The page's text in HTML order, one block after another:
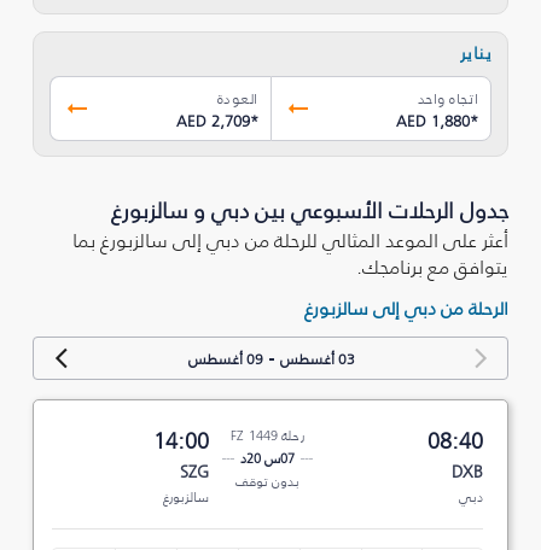
يناير
اتجاه واحد
AED 1,880*
العودة
AED 2,709*
جدول الرحلات الأسبوعي بين دبي و سالزبورغ
أعثر على الموعد المثالي للرحلة من دبي إلى سالزبورغ بما
يتوافق مع برنامجك.
الرحلة من دبي إلى سالزبورغ
03 أغسطس -09 أغسطس
08:40
DXB
دبي
رحلة FZ 1449
07س 20د
بدون توقف
14:00
SZG
سالزبورغ